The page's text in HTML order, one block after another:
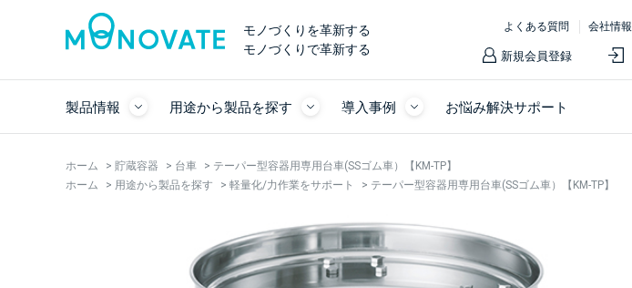
モノづくりを革新する
モノづくりで革新する
よくある質問 会社情報
新規会員登録
製品情報 用途から製品を探す 導入事例 お悩み解決サポート
ホーム > 貯蔵容器 > 台車 > テーパー型容器用専用台車(SSゴム車）【KM-TP】
ホーム
> 用途から製品を探す > 軽量化/力作業をサポート > テーパー型容器用専用台車(SSゴム車）【KM-TP】